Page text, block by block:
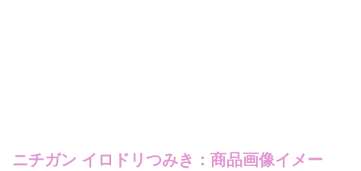
ニチガン イロドリつみき：商品画像イメー